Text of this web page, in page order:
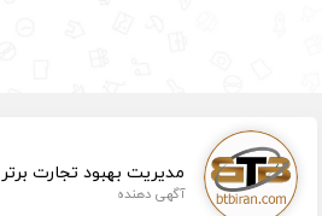
مدیریت بهبود تجارت برتر
آگهی دهنده